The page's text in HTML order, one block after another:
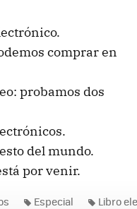
comprar en
probamos dos
del mundo.
por venir.
Especial Libro